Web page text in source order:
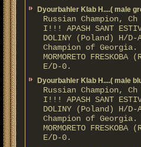
Dyourbahler Klab H....( male
Russian Champion,
I!!! APASH SANT
DOLINY (Poland) H/
Champion of Georgia.
MORMORETO
E/D-0.
Dyourbahler Klab H....( male
Russian Champion,
I!!! APASH SANT
DOLINY (Poland) H/
Champion of Georgia.
MORMORETO
E/D-0.